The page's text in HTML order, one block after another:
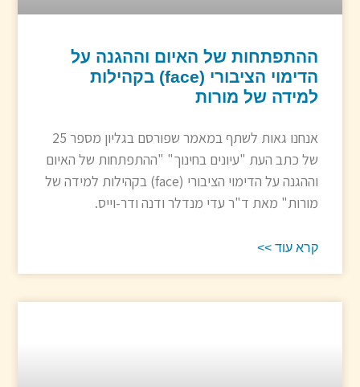
ההתפתחות של האיום וההגנה על
הדימוי הציבורי (face) בקהילות
למידה של מורות
אנחנו גאות לשתף במאמר שפורסם בגליון מספר 25
של כתב העת "עיונים בחינוך" "ההתפתחות של האיום
וההגנה על הדימוי הציבורי (face) בקהילות למידה של
מורות" מאת ד"ר עדי מנדלר ודנה ודר-וייס.
קרא עוד >>